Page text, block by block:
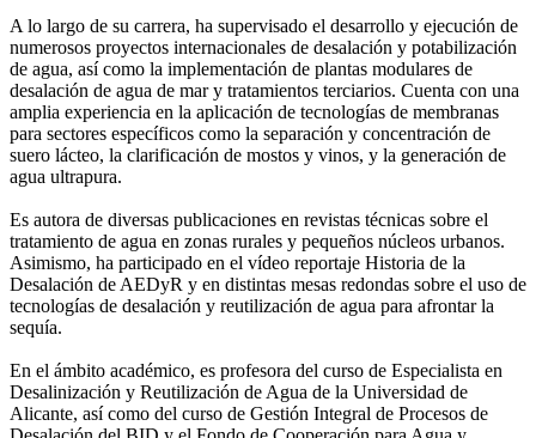
A lo largo de su carrera, ha supervisado el desarrollo y ejecución de
numerosos proyectos internacionales de desalación y potabilización
de agua, así como la implementación de plantas modulares de
desalación de agua de mar y tratamientos terciarios. Cuenta con una
amplia experiencia en la aplicación de tecnologías de membranas
para sectores específicos como la separación y concentración de
suero lácteo, la clarificación de mostos y vinos, y la generación de
agua ultrapura.
Es autora de diversas publicaciones en revistas técnicas sobre el
tratamiento de agua en zonas rurales y pequeños núcleos urbanos.
Asimismo, ha participado en el vídeo reportaje Historia de la
Desalación de AEDyR y en distintas mesas redondas sobre el uso de
tecnologías de desalación y reutilización de agua para afrontar la
sequía.
En el ámbito académico, es profesora del curso de Especialista en
Desalinización y Reutilización de Agua de la Universidad de
Alicante, así como del curso de Gestión Integral de Procesos de